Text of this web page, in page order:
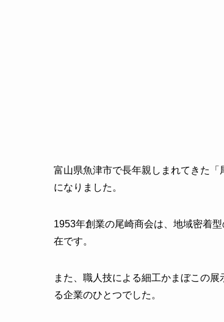
富山県魚津市で長年親しまれてきた
になりました。
1953年創業の尾崎商会は、地域密着
在です。
また、職人技による細工かまぼこの
る企業のひとつでした。